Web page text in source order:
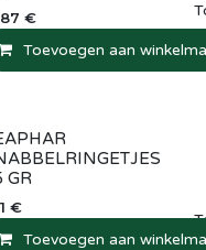
€
Toevoegen aan
Vergelijken
GR
€
Toevoegen aan